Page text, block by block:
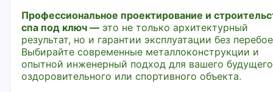
Профессиональное проектирование и
спа под ключ — это не только архитектурный
результат, но и гарантии эксплуатации без
Выбирайте современные металлоконструкции и
опытной инженерный подход для вашего будущего
оздоровительного или спортивного объекта.